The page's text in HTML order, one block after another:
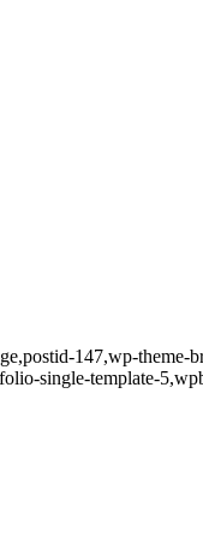
147,wp-
single-template-